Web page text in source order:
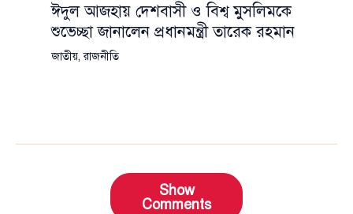
ঈদুল আজহায় দেশবাসী ও বিশ্ব মুসলিমকে
শুভেচ্ছা জানালেন প্রধানমন্ত্রী তারেক রহমান
জাতীয়,রাজনীতি
Show
Comments